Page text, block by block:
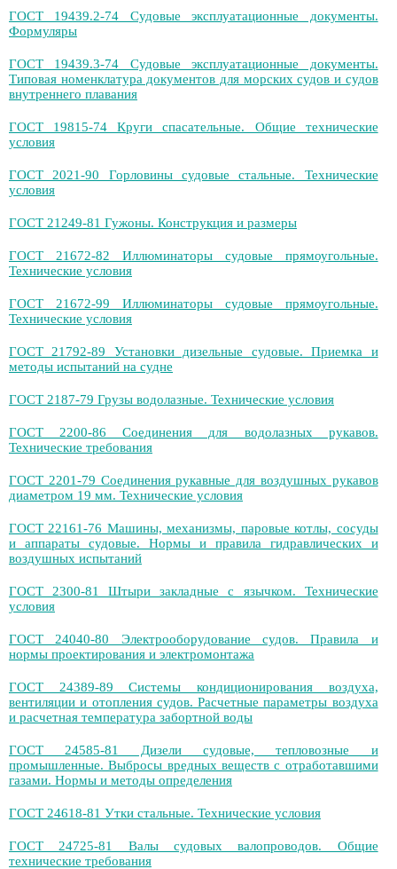
ГОСТ 19439.2-74 Судовые эксплуатационные документы.
Формуляры
ГОСТ 19439.3-74 Судовые эксплуатационные документы.
Типовая номенклатура документов для морских судов и судов
внутреннего плавания
ГОСТ 19815-74 Круги спасательные. Общие технические
условия
ГОСТ 2021-90 Горловины судовые стальные. Технические
условия
ГОСТ 21249-81 Гужоны. Конструкция и размеры
ГОСТ 21672-82 Иллюминаторы судовые прямоугольные.
Технические условия
ГОСТ 21672-99 Иллюминаторы судовые прямоугольные.
Технические условия
ГОСТ 21792-89 Установки дизельные судовые. Приемка и
методы испытаний на судне
ГОСТ 2187-79 Грузы водолазные. Технические условия
ГОСТ 2200-86 Соединения для водолазных рукавов.
Технические требования
ГОСТ 2201-79 Соединения рукавные для воздушных рукавов
диаметром 19 мм. Технические условия
ГОСТ 22161-76 Машины, механизмы, паровые котлы, сосуды
и аппараты судовые. Нормы и правила гидравлических и
воздушных испытаний
ГОСТ 2300-81 Штыри закладные с язычком. Технические
условия
ГОСТ 24040-80 Электрооборудование судов. Правила и
нормы проектирования и электромонтажа
ГОСТ 24389-89 Системы кондиционирования воздуха,
вентиляции и отопления судов. Расчетные параметры воздуха
и расчетная температура забортной воды
ГОСТ 24585-81 Дизели судовые, тепловозные и
промышленные. Выбросы вредных веществ с отработавшими
газами. Нормы и методы определения
ГОСТ 24618-81 Утки стальные. Технические условия
ГОСТ 24725-81 Валы судовых валопроводов. Общие
технические требования